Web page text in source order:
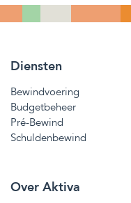
Diensten
Bewindvoering
Budgetbeheer
Pré-Bewind
Schuldenbewind
Over Aktiva